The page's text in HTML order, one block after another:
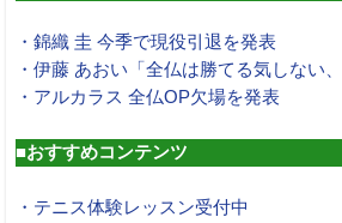
・錦織 圭 今季で現役引退を発表
・伊藤 あおい「全仏は勝てる気しない
・アルカラス 全仏OP欠場を発表
■おすすめコンテンツ
・テニス体験レッスン受付中